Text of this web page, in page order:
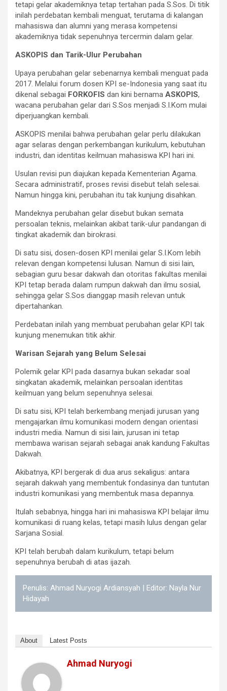
tetapi gelar akademiknya tetap tertahan pada S.Sos. Di titik
inilah perdebatan kembali menguat, terutama di kalangan
mahasiswa dan alumni yang merasa kompetensi
akademiknya tidak sepenuhnya tercermin dalam gelar.
ASKOPIS dan Tarik-Ulur Perubahan
Upaya perubahan gelar sebenarnya kembali menguat pada
2017. Melalui forum dosen KPI se-Indonesia yang saat itu
dikenal sebagai FORKOFIS dan kini bernama ASKOPIS,
wacana perubahan gelar dari S.Sos menjadi S.I.Kom mulai
diperjuangkan kembali.
ASKOPIS menilai bahwa perubahan gelar perlu dilakukan
agar selaras dengan perkembangan kurikulum, kebutuhan
industri, dan identitas keilmuan mahasiswa KPI hari ini.
Usulan revisi pun diajukan kepada Kementerian Agama.
Secara administratif, proses revisi disebut telah selesai.
Namun hingga kini, perubahan itu tak kunjung disahkan.
Mandeknya perubahan gelar disebut bukan semata
persoalan teknis, melainkan akibat tarik-ulur pandangan di
tingkat akademik dan birokrasi.
Di satu sisi, dosen-dosen KPI menilai gelar S.I.Kom lebih
relevan dengan kompetensi lulusan. Namun di sisi lain,
sebagian guru besar dakwah dan otoritas fakultas menilai
KPI tetap berada dalam rumpun dakwah dan ilmu sosial,
sehingga gelar S.Sos dianggap masih relevan untuk
dipertahankan.
Perdebatan inilah yang membuat perubahan gelar KPI tak
kunjung menemukan titik akhir.
Warisan Sejarah yang Belum Selesai
Polemik gelar KPI pada dasarnya bukan sekadar soal
singkatan akademik, melainkan persoalan identitas
keilmuan yang belum sepenuhnya selesai.
Di satu sisi, KPI telah berkembang menjadi jurusan yang
mengajarkan ilmu komunikasi modern dengan orientasi
industri media. Namun di sisi lain, jurusan ini tetap
membawa warisan sejarah sebagai anak kandung Fakultas
Dakwah.
Akibatnya, KPI bergerak di dua arus sekaligus: antara
sejarah dakwah yang membentuk fondasinya dan tuntutan
industri komunikasi yang membentuk masa depannya.
Itulah sebabnya, hingga hari ini mahasiswa KPI belajar ilmu
komunikasi di ruang kelas, tetapi masih lulus dengan gelar
Sarjana Sosial.
KPI telah berubah dalam kurikulum, tetapi belum
sepenuhnya berubah di atas ijazah.
Penulis: Ahmad Nuryogi Ardiansyah | Editor: Nayla Nur
Hidayah
About Latest Posts
Ahmad Nuryogi